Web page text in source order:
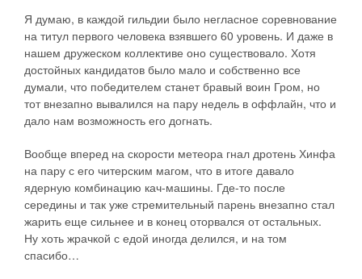
Я думаю, в каждой гильдии было негласное соревнование
на титул первого человека взявшего 60 уровень. И даже в
нашем дружеском коллективе оно существовало. Хотя
достойных кандидатов было мало и собственно все
думали, что победителем станет бравый воин Гром, но
тот внезапно вывалился на пару недель в оффлайн, что и
дало нам возможность его догнать.
Вообще вперед на скорости метеора гнал дротень Хинфа
на пару с его читерским магом, что в итоге давало
ядерную комбинацию кач-машины. Где-то после
середины и так уже стремительный парень внезапно стал
жарить еще сильнее и в конец оторвался от остальных.
Ну хоть жрачкой с едой иногда делился, и на том
спасибо…